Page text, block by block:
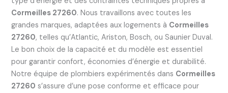
Cormeilles 27260. Nous travaillons avec toutes les
grandes marques, adaptées aux logements à Cormeilles
27260, telles qu’Atlantic, Ariston, Bosch, ou Saunier Duval.
Le bon choix de la capacité et du modèle est essentiel
pour garantir confort, économies d’énergie et durabilité.
Notre équipe de plombiers expérimentés dans Cormeilles
27260 s’assure d’une pose conforme et efficace pour